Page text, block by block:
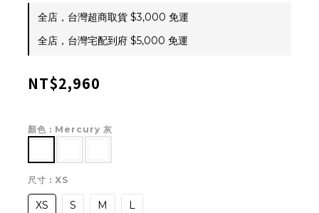
全店，台灣超商取貨 $3,000 免運
全店，台灣宅配到府 $5,000 免運
NT$2,960
顏色 : Mercury 灰
尺寸 : XS
XS S M L